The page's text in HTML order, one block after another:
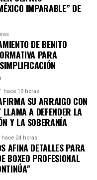
WhatsApp de
Roo directamente
IMPARABLE” DE
DE BENITO
PARA
hace 19 horas
SU ARRAIGO CON
A DEFENDER LA
Y LA SOBERANÍA
hace 24 horas
AFINA DETALLES PARA
BOXEO PROFESIONAL